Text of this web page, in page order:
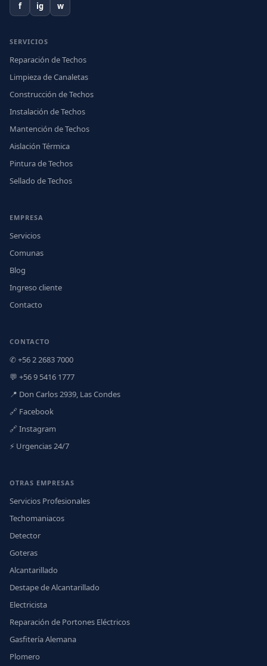
f ig w
SERVICIOS
Reparación de Techos
Limpieza de Canaletas
Construcción de Techos
Instalación de Techos
Mantención de Techos
Aislación Térmica
Pintura de Techos
Sellado de Techos
EMPRESA
Servicios
Comunas
Blog
Ingreso cliente
Contacto
CONTACTO
✆ +56 2 2683 7000
💬 +56 9 5416 1777
📍 Don Carlos 2939, Las Condes
🔗 Facebook
🔗 Instagram
⚡ Urgencias 24/7
OTRAS EMPRESAS
Servicios Profesionales
Techomaniacos
Detector
Goteras
Alcantarillado
Destape de Alcantarillado
Electricista
Reparación de Portones Eléctricos
Gasfitería Alemana
Plomero